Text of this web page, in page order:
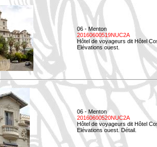
06 - Menton
20160600519NUC2A
Hôtel de voyageurs dit Hôtel
Elévations ouest.
06 - Menton
20160600520NUC2A
Hôtel de voyageurs dit Hôtel
Elévations ouest. Détail.